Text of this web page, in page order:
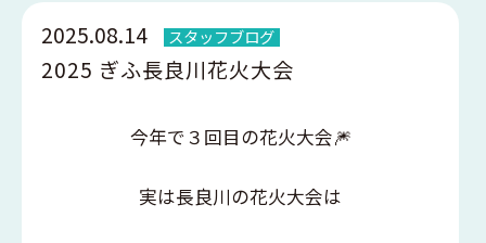
2025.08.14 スタッフブログ
2025 ぎふ長良川花火大会
今年で３回目の花火大会🎆
実は長良川の花火大会は